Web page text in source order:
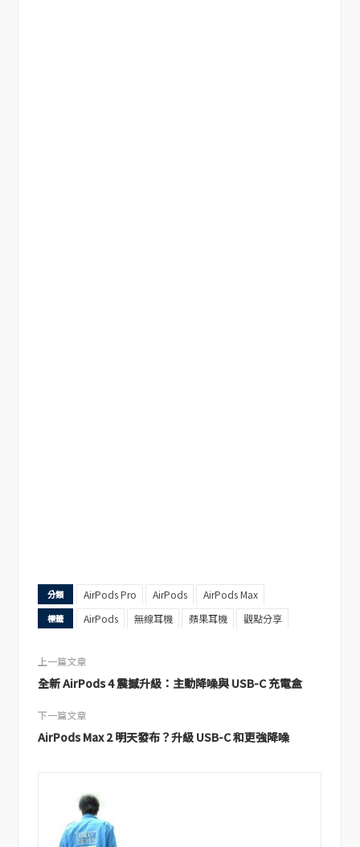
分類 AirPods Pro AirPods AirPods Max
標籤 AirPods 無線耳機 蘋果耳機 觀點分享
上一篇文章
全新 AirPods 4 震撼升級：主動降噪與 USB-C 充電盒
下一篇文章
AirPods Max 2 明天發布？升級 USB-C 和更強降噪